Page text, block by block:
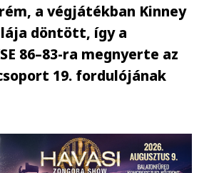
a végjátékban Kinney
döntött, így a
86–83-ra megnyerte az
19. fordulójának